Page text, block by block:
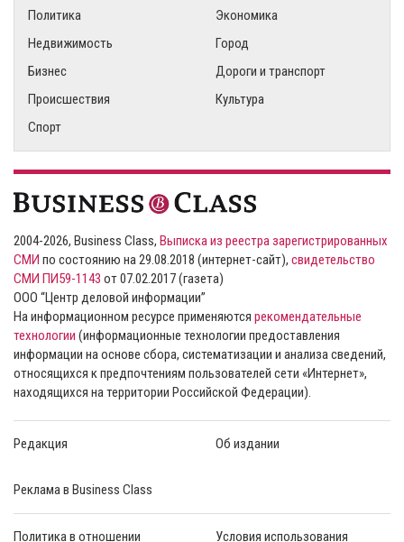
Политика
Экономика
Недвижимость
Город
Бизнес
Дороги и транспорт
Происшествия
Культура
Спорт
2004-2026, Business Class, Выписка из реестра зарегистрированных
СМИ по состоянию на 29.08.2018 (интернет-сайт), свидетельство
СМИ ПИ59-1143 от 07.02.2017 (газета)
ООО “Центр деловой информации”
На информационном ресурсе применяются рекомендательные
технологии (информационные технологии предоставления
информации на основе сбора, систематизации и анализа сведений,
относящихся к предпочтениям пользователей сети «Интернет»,
находящихся на территории Российской Федерации).
Редакция Об издании
Реклама в Business Class
Политика в отношении Условия использования